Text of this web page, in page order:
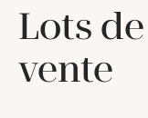
Lots
vente